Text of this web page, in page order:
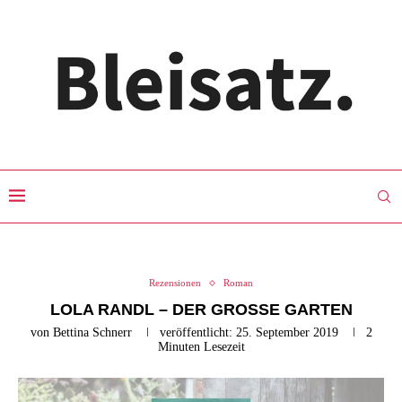
Rezensionen Roman
LOLA RANDL – DER GROSSE GARTEN
von Bettina Schnerr veröffentlicht: 25. September 2019
2
Minuten Lesezeit